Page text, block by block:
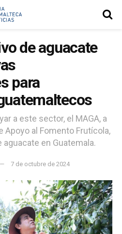
de aguacate
para
a este sector, el MAGA, a
Apoyo al Fomento Frutícola,
en Guatemala.
7 de octubre de 2024